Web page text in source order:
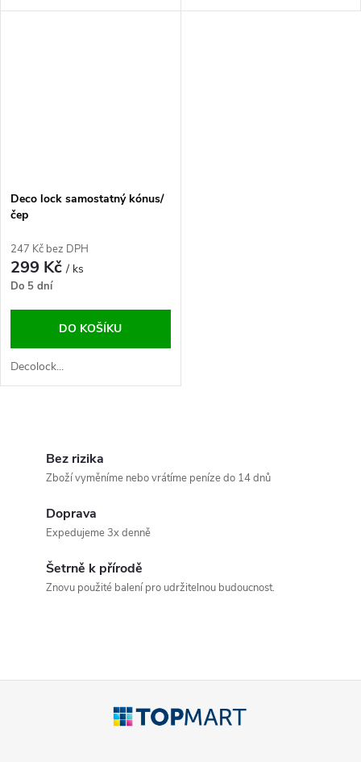
Deco lock samostatný kónus/
čep
247 Kč bez DPH
299 Kč/ ks
Do 5 dní
DO KOŠÍKU
Decolock...
Bez rizika
Zboží vyměníme nebo vrátíme peníze do 14 dnů
Doprava
Expedujeme 3x denně
Šetrně k přírodě
Znovu použité balení pro udržitelnou budoucnost.